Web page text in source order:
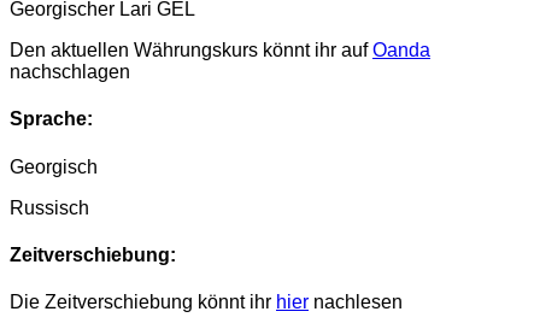
Georgischer Lari GEL
Den aktuellen Währungskurs könnt ihr aufOanda
nachschlagen
Sprache:
Georgisch
Russisch
Zeitverschiebung:
Die Zeitverschiebung könnt ihr hier nachlesen